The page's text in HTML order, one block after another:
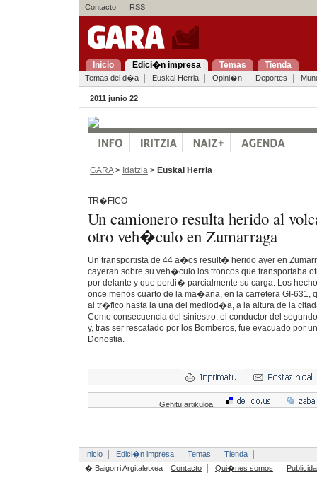
Contacto RSS
Inicio Edici�n impresa Temas Tienda
Temas del d�a Euskal Herria Opini�n Deportes
2011 junio 22
GARA> Idatzia > Euskal Herria
TR�FICO
Un camionero resulta herido al
otro veh�culo en Zumarraga
Un transportista de 44 a�os result� herido ayer en
cayeran sobre su veh�culo los troncos que transportaba
por delante y que perdi� parcialmente su carga. Los
once menos cuarto de la ma�ana, en la carretera GI-631,
al tr�fico hasta la una del mediod�a, a la altura de la
Como consecuencia del siniestro, el conductor del
y, tras ser rescatado por los Bomberos, fue evacuado por
Donostia.
Gehitu artikuloa:
Inicio Edici�n impresa Temas
Tienda
� Baigorri Argitaletxea
Contacto Qui�nes somos